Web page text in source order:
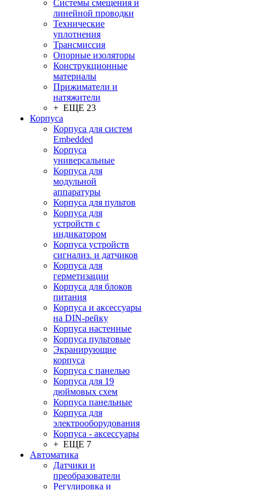
Системы смещения и
линейной проводки
Технические
уплотнения
Трансмиссия
Опорные изоляторы
Конструкционные
материалы
Прижиматели и
натяжители
+ ЕЩЕ 23
Корпуса
Корпуса для систем
Embedded
Корпуса
универсальные
Корпуса для
модульной
аппаратуры
Корпуса для пультов
Корпуса для
устройств с
индикатором
Корпуса устройств
сигнализ. и датчиков
Корпуса для
герметизации
Корпуса для блоков
питания
Корпуса и аксессуары
на DIN-рейку
Корпуса настенные
Корпуса пультовые
Экранирующие
корпуса
Корпуса с панелью
Корпуса для 19
дюймовых схем
Корпуса панельные
Корпуса для
электрооборудования
Корпуса - аксессуары
+ ЕЩЕ 7
Автоматика
Датчики и
преобразователи
Регулировка и